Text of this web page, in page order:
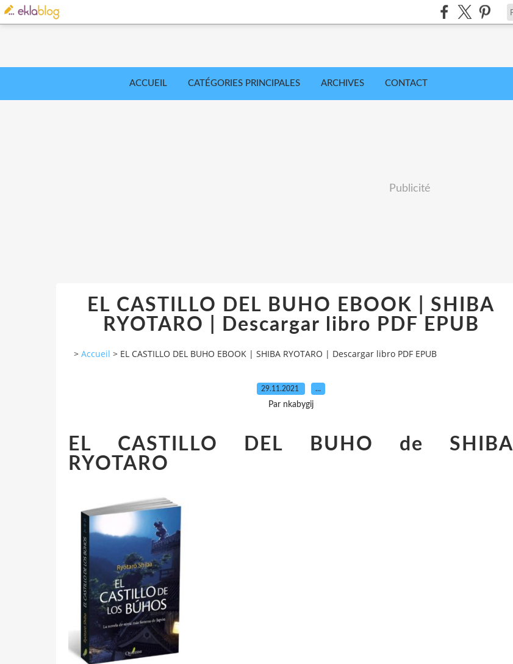
ACCUEIL CATÉGORIES PRINCIPALES ARCHIVES CONTACT
Publicité
EL CASTILLO DEL BUHO EBOOK | SHIBA
RYOTARO | Descargar libro PDF EPUB
> Accueil > EL CASTILLO DEL BUHO EBOOK | SHIBA RYOTARO | Descargar libro PDF EPUB
29.11.2021 …
Par nkabygij
EL CASTILLO DEL BUHO de SHIBA
RYOTARO